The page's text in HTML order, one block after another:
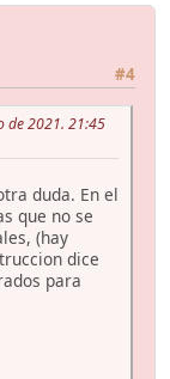
#4
de 2021. 21:45
duda. En el
que no se
(hay
dice
para